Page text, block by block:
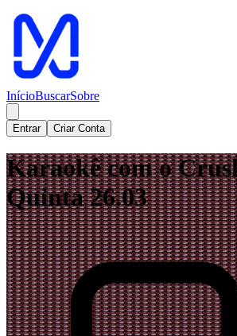
InícioBuscarSobre
Entrar Criar Conta
Karaokê com o
Quinta 26.03